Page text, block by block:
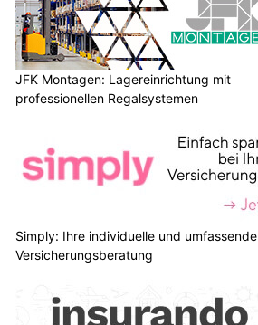
JFK Montagen: Lagereinrichtung mit
professionellen Regalsystemen
Simply: Ihre individuelle und umfassende
Versicherungsberatung